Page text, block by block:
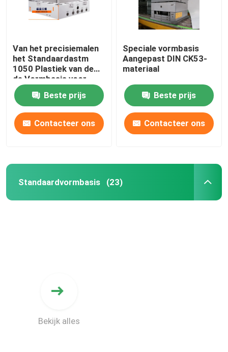
Van het precisiemalen
het Standaardastm
1050 Plastiek van de
de Vormbasis voor
Oppervlaktebehandeling
Beste prijs
Contacteer ons
Speciale vormbasis
Aangepast DIN CK53-
materiaal
Beste prijs
Contacteer ons
Standaardvormbasis (23)
Bekijk alles